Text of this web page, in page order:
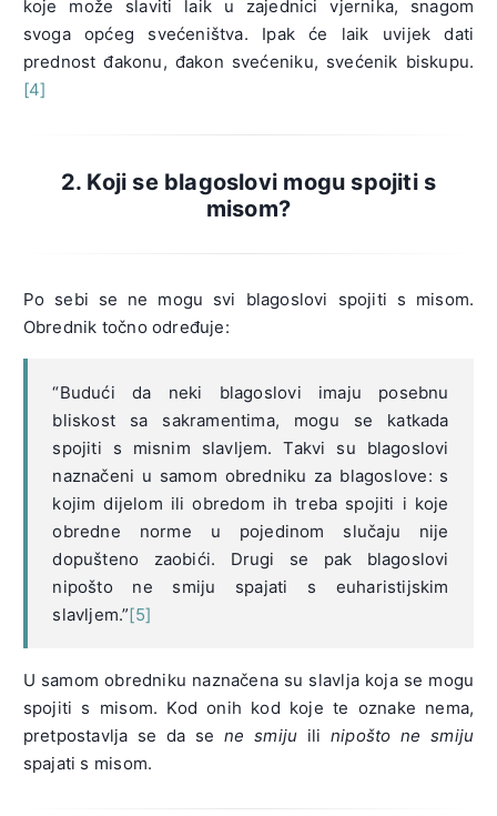
koje može slaviti laik u zajednici vjernika, snagom
svoga općeg svećeništva. Ipak će laik uvijek dati
prednost đakonu, đakon svećeniku, svećenik biskupu.
[4]
2. Koji se blagoslovi mogu spojiti s
misom?
Po sebi se ne mogu svi blagoslovi spojiti s misom.
Obrednik točno određuje:
“Budući da neki blagoslovi imaju posebnu
bliskost sa sakramentima, mogu se katkada
spojiti s misnim slavljem. Takvi su blagoslovi
naznačeni u samom obredniku za blagoslove: s
kojim dijelom ili obredom ih treba spojiti i koje
obredne norme u pojedinom slučaju nije
dopušteno zaobići. Drugi se pak blagoslovi
nipošto ne smiju spajati s euharistijskim
slavljem.”[5]
U samom obredniku naznačena su slavlja koja se mogu
spojiti s misom. Kod onih kod koje te oznake nema,
pretpostavlja se da sene smiju ilinipošto ne smiju
spajati s misom.